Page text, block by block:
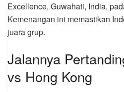
Excellence, Guwahati, India,
Kemenangan ini memastikan
juara grup.
Jalannya
vs Hong Kong